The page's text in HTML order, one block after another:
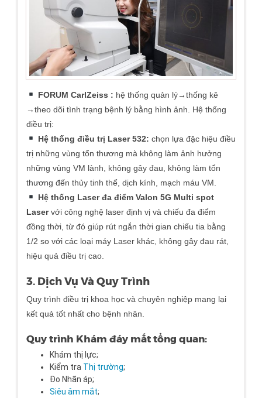
FORUM CarlZeiss : hệ thống quản lý→thống kê
→theo dõi tình trạng bệnh lý bằng hình ảnh. Hệ thống
điều trị:
Hệ thống điều trị Laser 532: chọn lựa đặc hiệu điều
trị những vùng tổn thương mà không làm ảnh hưởng
những vùng VM lành, không gây đau, không làm tổn
thương đến thủy tinh thể, dịch kính, mạch máu VM.
Hệ thống Laser đa điểm Valon 5G Multi spot
Laservới công nghệ laser định vị và chiếu đa điểm
đồng thời, từ đó giúp rút ngắn thời gian chiếu tia bằng
1/2 so với các loại máy Laser khác, không gây đau rát,
hiệu quả điều trị cao.
3. Dịch Vụ Và Quy Trình
Quy trình điều trị khoa học và chuyên nghiệp mang lại
kết quả tốt nhất cho bệnh nhân.
Quy trình Khám đáy mắt tổng quan:
Khám thị lực;
Kiểm tra Thị trường;
Đo Nhãn áp;
Siêu âm mắt;